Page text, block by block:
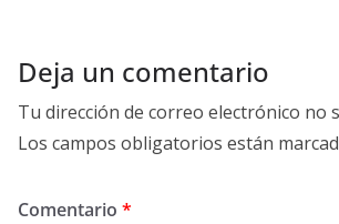
Deja un comentario
Tu dirección de correo electrónico no
Los campos obligatorios están
Comentario *